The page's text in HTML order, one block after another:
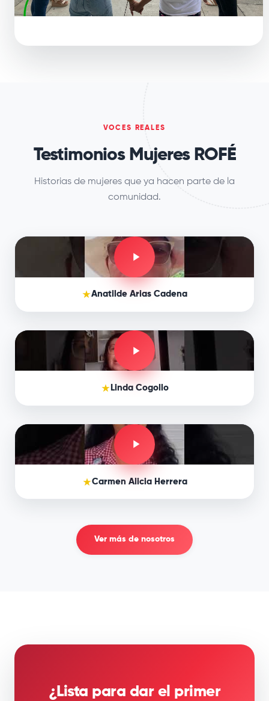
VOCES REALES
Testimonios Mujeres ROFÉ
Historias de mujeres que ya hacen parte de la
comunidad.
Anatilde Arias Cadena
Linda Cogollo
Carmen Alicia Herrera
Ver más de nosotros
¿Lista para dar el primer